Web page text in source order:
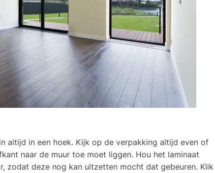
altijd in een hoek. Kijk op de verpakking altijd even of
naar de muur toe moet liggen. Hou het laminaat
zodat deze nog kan uitzetten mocht dat gebeuren. Klik